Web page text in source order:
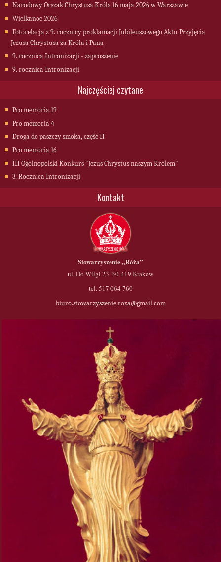
Narodowy Orszak Chrystusa Króla 16 maja 2026 w Warszawie
Wielkanoc 2026
Fotorelacja z 9. rocznicy proklamacji Jubileuszowego Aktu Przyjęcia
Jezusa Chrystusa za Króla i Pana
9. rocznica Intronizacji - zaproszenie
9. rocznica Intronizacji
Najczęściej czytane
Pro memoria 19
Pro memoria 4
Droga do paszczy smoka, część II
Pro memoria 16
III Ogólnopolski Konkurs "Jezus Chrystus naszym Królem"
3. Rocznica Intronizacji
Kontakt
Stowarzyszenie„Róża”
ul. Do Wilgi 23, 30-419 Kraków
tel. 517 064 760
biuro.stowarzyszenie.roza@gmail.com